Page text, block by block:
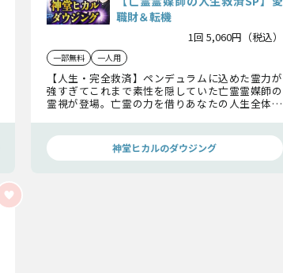
職財＆転機
1回 5,060円（税込）
一部無料 一人用
【人生・完全救済】ペンデュラムに込めた霊力が
強すぎてこれまで素性を隠していた亡霊霊媒師の
霊視が登場。亡霊の力を借りあなたの人生全体、
神堂ヒカルのダウジング